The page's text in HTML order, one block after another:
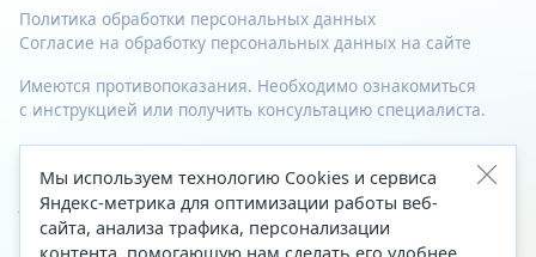
Политика обработки персональных данных
Согласие на обработку персональных данных на сайте
Имеются противопоказания. Необходимо ознакомиться
с инструкцией или получить консультацию специалиста.
© 2023—2026 Все права защищены.
Адрес
Архангельск, ул. Папанина, д. 19 (вход в здание со стороны
Мы используем технологию Cookies и сервиса
Яндекс-метрика для оптимизации работы веб-
сайта, анализа трафика, персонализации